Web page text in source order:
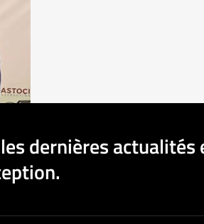
dernières actualités